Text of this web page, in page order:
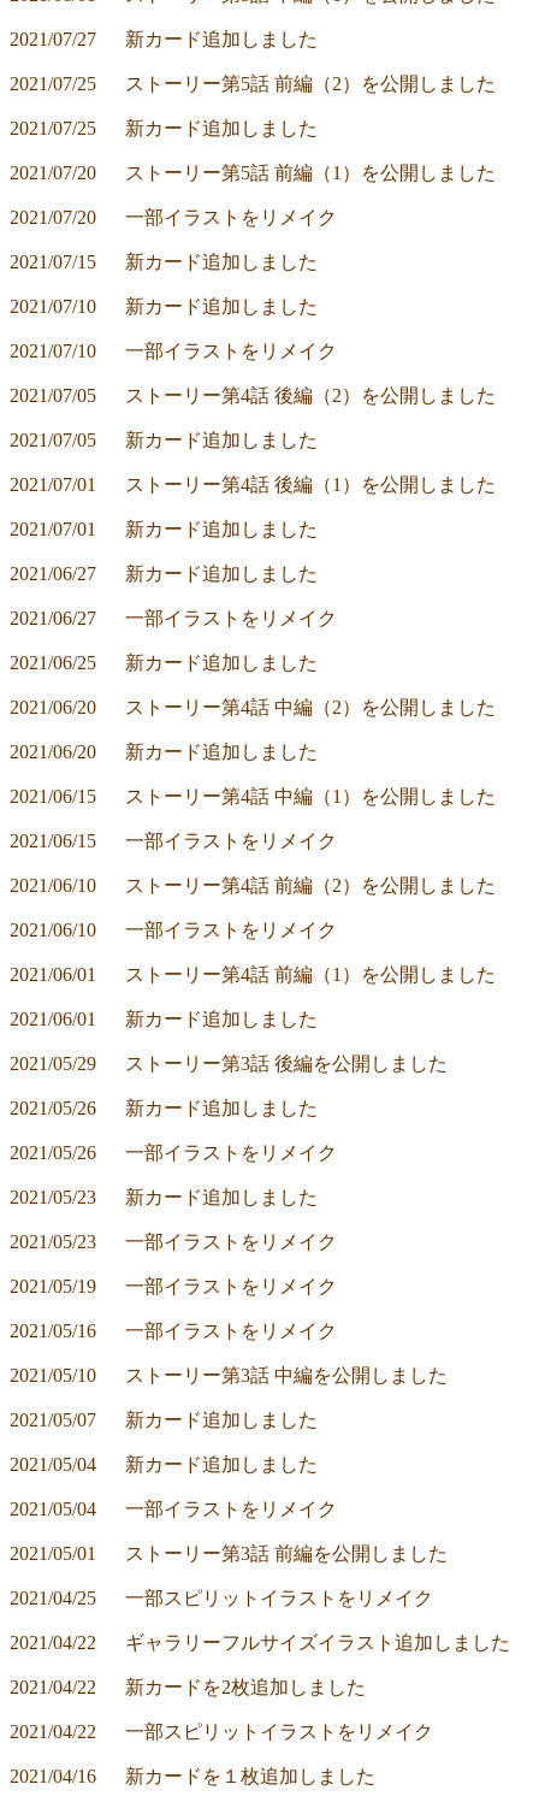
2021/07/27	新カード追加しました
2021/07/25	ストーリー第5話 前編（2）を公開しました
2021/07/25	新カード追加しました
2021/07/20	ストーリー第5話 前編（1）を公開しました
2021/07/20	一部イラストをリメイク
2021/07/15	新カード追加しました
2021/07/10	新カード追加しました
2021/07/10	一部イラストをリメイク
2021/07/05	ストーリー第4話 後編（2）を公開しました
2021/07/05	新カード追加しました
2021/07/01	ストーリー第4話 後編（1）を公開しました
2021/07/01	新カード追加しました
2021/06/27	新カード追加しました
2021/06/27	一部イラストをリメイク
2021/06/25	新カード追加しました
2021/06/20	ストーリー第4話 中編（2）を公開しました
2021/06/20	新カード追加しました
2021/06/15	ストーリー第4話 中編（1）を公開しました
2021/06/15	一部イラストをリメイク
2021/06/10	ストーリー第4話 前編（2）を公開しました
2021/06/10	一部イラストをリメイク
2021/06/01	ストーリー第4話 前編（1）を公開しました
2021/06/01	新カード追加しました
2021/05/29	ストーリー第3話 後編を公開しました
2021/05/26	新カード追加しました
2021/05/26	一部イラストをリメイク
2021/05/23	新カード追加しました
2021/05/23	一部イラストをリメイク
2021/05/19	一部イラストをリメイク
2021/05/16	一部イラストをリメイク
2021/05/10	ストーリー第3話 中編を公開しました
2021/05/07	新カード追加しました
2021/05/04	新カード追加しました
2021/05/04	一部イラストをリメイク
2021/05/01	ストーリー第3話 前編を公開しました
2021/04/25	一部スピリットイラストをリメイク
2021/04/22	ギャラリーフルサイズイラスト追加しました
2021/04/22	新カードを2枚追加しました
2021/04/22	一部スピリットイラストをリメイク
2021/04/16	新カードを１枚追加しました